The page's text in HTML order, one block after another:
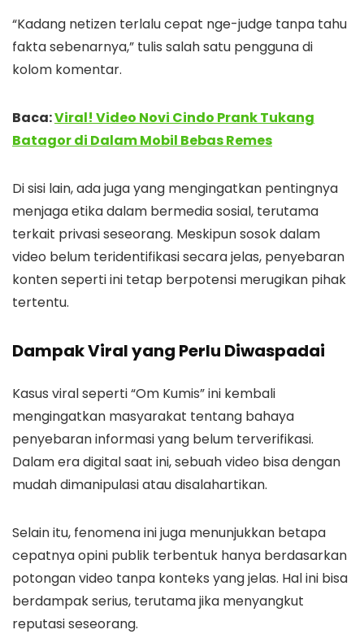
“Kadang netizen terlalu cepat nge-judge tanpa tahu
fakta sebenarnya,” tulis salah satu pengguna di
kolom komentar.
Baca:Viral! Video Novi Cindo Prank Tukang
Batagor di Dalam Mobil Bebas Remes
Di sisi lain, ada juga yang mengingatkan pentingnya
menjaga etika dalam bermedia sosial, terutama
terkait privasi seseorang. Meskipun sosok dalam
video belum teridentifikasi secara jelas, penyebaran
konten seperti ini tetap berpotensi merugikan pihak
tertentu.
Dampak Viral yang Perlu Diwaspadai
Kasus viral seperti “Om Kumis” ini kembali
mengingatkan masyarakat tentang bahaya
penyebaran informasi yang belum terverifikasi.
Dalam era digital saat ini, sebuah video bisa dengan
mudah dimanipulasi atau disalahartikan.
Selain itu, fenomena ini juga menunjukkan betapa
cepatnya opini publik terbentuk hanya berdasarkan
potongan video tanpa konteks yang jelas. Hal ini bisa
berdampak serius, terutama jika menyangkut
reputasi seseorang.